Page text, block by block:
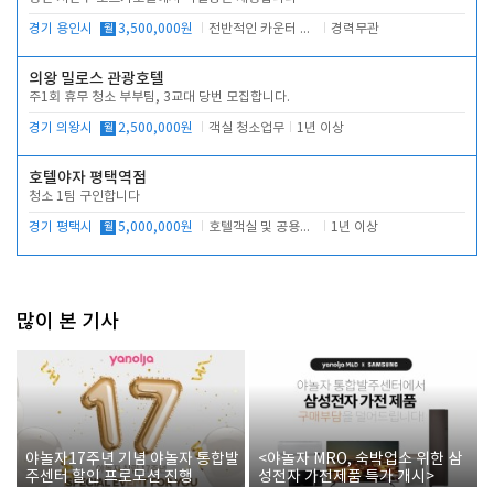
경기 용인시 월 3,500,000원 전반적인 카운터 업무 경력무관
의왕 밀로스 관광호텔
주1회 휴무 청소 부부팀, 3교대 당번 모집합니다.
경기 의왕시 월 2,500,000원 객실 청소업무 1년 이상
호텔야자 평택역점
청소 1팀 구인합니다
경기 평택시 월 5,000,000원 호텔객실 및 공용시설 청소 관리 1년 이상
많이 본 기사
야놀자17주년 기념 야놀자 통합발
주센터 할인 프로모션 진행
<야놀자 MRO, 숙박업소 위한 삼
성전자 가전제품 특가 개시>